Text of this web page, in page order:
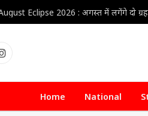
Instagram
Home National